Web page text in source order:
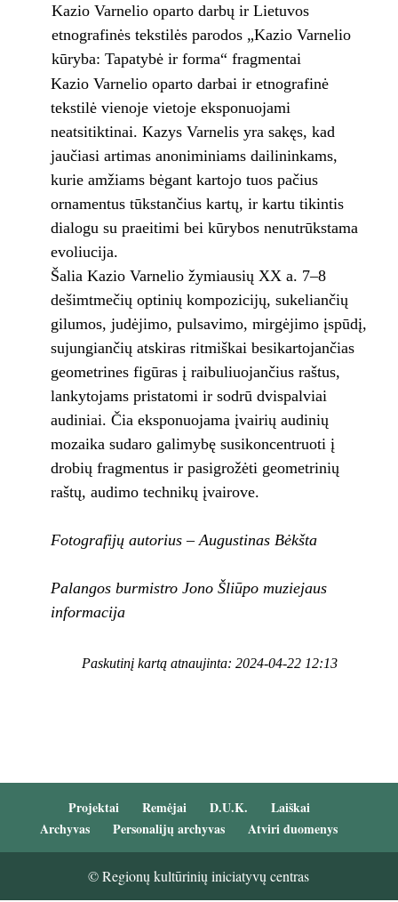
Kazio Varnelio oparto darbų ir Lietuvos
etnografinės tekstilės parodos „Kazio Varnelio
kūryba: Tapatybė ir forma“ fragmentai
Kazio Varnelio oparto darbai ir etnografinė
tekstilė vienoje vietoje eksponuojami
neatsitiktinai. Kazys Varnelis yra sakęs, kad
jaučiasi artimas anoniminiams dailininkams,
kurie amžiams bėgant kartojo tuos pačius
ornamentus tūkstančius kartų, ir kartu tikintis
dialogu su praeitimi bei kūrybos nenutrūkstama
evoliucija.
Šalia Kazio Varnelio žymiausių XX a. 7–8
dešimtmečių optinių kompozicijų, sukeliančių
gilumos, judėjimo, pulsavimo, mirgėjimo įspūdį,
sujungiančių atskiras ritmiškai besikartojančias
geometrines figūras į raibuliuojančius raštus,
lankytojams pristatomi ir sodrū dvispalviai
audiniai. Čia eksponuojama įvairių audinių
mozaika sudaro galimybę susikoncentruoti į
drobių fragmentus ir pasigrožėti geometrinių
raštų, audimo technikų įvairove.
Fotografijų autorius – Augustinas Bėkšta
Palangos burmistro Jono Šliūpo muziejaus
informacija
Paskutinį kartą atnaujinta: 2024-04-22 12:13
Projektai Remėjai D.U.K.
Laiškai
Archyvas
Personalijų archyvas Atviri duomenys
© Regionų kultūrinių iniciatyvų centras